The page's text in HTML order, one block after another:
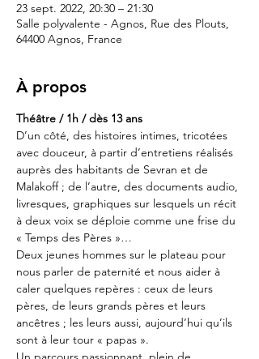
23 sept. 2022, 20:30 – 21:30
Salle polyvalente - Agnos, Rue des Plouts,
64400 Agnos, France
À propos
Théâtre / 1h / dès 13 ans
D’un côté, des histoires intimes, tricotées
avec douceur, à partir d’entretiens réalisés
auprès des habitants de Sevran et de
Malakoff ; de l’autre, des documents audio,
livresques, graphiques sur lesquels un récit
à deux voix se déploie comme une frise du
« Temps des Pères »…
Deux jeunes hommes sur le plateau pour
nous parler de paternité et nous aider à
caler quelques repères : ceux de leurs
pères, de leurs grands pères et leurs
ancêtres ; les leurs aussi, aujourd’hui qu’ils
sont à leur tour « papas ».